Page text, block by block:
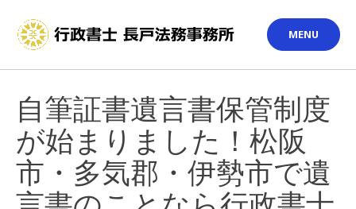
content
MENU
自筆証書遺言書保管制度
が始まりました！松阪
市・多気郡・伊勢市で遺